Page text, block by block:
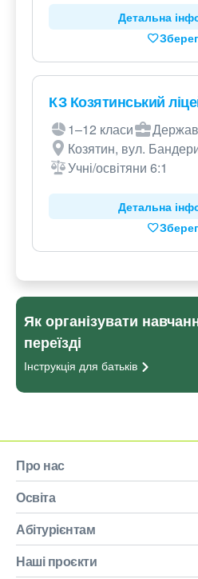
Детальна
КЗ Козятинський
1–12 класи
Козятин, вул.
Учні/освітяни 6:1
Детальна
Як організувати
переїзді
Інструкція для батьків
Про нас
Освіта
Абітурієнтам
Наші проєкти